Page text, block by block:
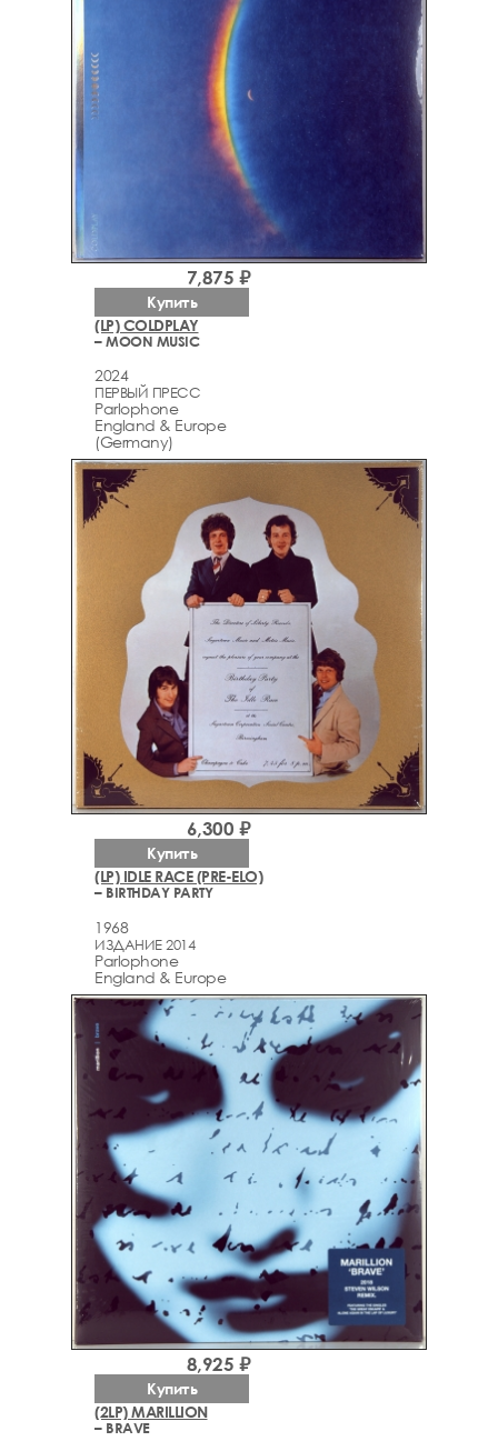
(LP) COLDPLAY
– MOON MUSIC
2024
ПЕРВЫЙ ПРЕСС
Parlophone
England & Europe
(Germany)
7,875 ₽
Купить
(LP) IDLE RACE (PRE-ELO)
– BIRTHDAY PARTY
1968
ИЗДАНИЕ 2014
Parlophone
England & Europe
6,300 ₽
Купить
(2LP) MARILLION
– BRAVE
8,925 ₽
Купить